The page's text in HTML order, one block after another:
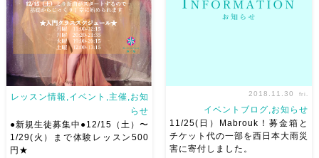
レッスン情報,イベント,主催,お知
らせ
●新規生徒募集中●12/15（土）〜
1/29(火）まで体験レッスン500
円★
2018.11.30 fri.
イベントブログ,お知らせ
11/25(日）Mabrouk！募金箱と
チケット代の一部を西日本大雨災
害に寄付しました。